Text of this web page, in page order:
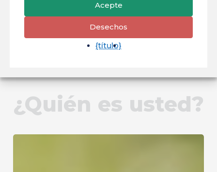
Acepte
Desechos
{título}
¿Quién es usted?